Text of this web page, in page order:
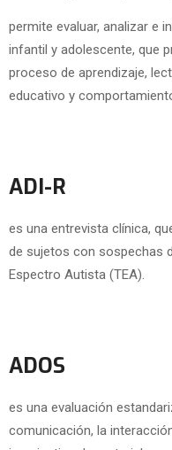
permite evaluar, analizar e
infantil y adolescente, que
proceso de aprendizaje,
educativo y
ADI-R
es una entrevista clínica,
de sujetos con sospechas
Espectro Autista (TEA).
ADOS
es una evaluación
comunicación, la